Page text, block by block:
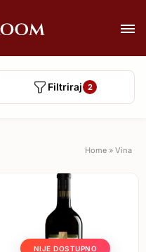
Filtriraj 2
Home » Vina
NIJE DOSTUPNO